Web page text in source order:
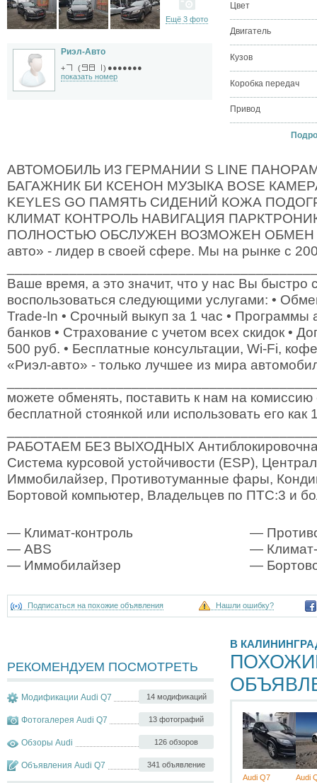
Ещё 3 фото
Риэл-Авто
+ ( ) ●●●●●●●
показать номер
Цвет
Двигатель
Кузов
Коробка передач
Привод
АВТОМОБИЛЬ ИЗ ГЕРМАНИИ S LINE
БАГАЖНИК БИ КСЕНОН МУЗЫКА BOSE
KEYLES GO ПАМЯТЬ СИДЕНИЙ КОЖА
КЛИМАТ КОНТРОЛЬ НАВИГАЦИЯ ПАРКТРОНИК
ПОЛНОСТЬЮ ОБСЛУЖЕН ВОЗМОЖЕН ОБМЕН
авто» - лидер в своей сфере. Мы на рынке с
Ваше время, а это значит, что у нас Вы быстро
воспользоваться следующими услугами: •
Trade-In • Срочный выкуп за 1 час • Программы
банков • Страхование с учетом всех скидок •
500 руб. • Бесплатные консультации, Wi-Fi,
«Риэл-авто» - только лучшее из мира
можете обменять, поставить к нам на
бесплатной стоянкой или использовать его как
РАБОТАЕМ БЕЗ ВЫХОДНЫХ
Система курсовой устойчивости (ESP),
Иммобилайзер, Противотуманные фары,
Бортовой компьютер, Владельцев по ПТС:3 и
— Климат-контроль
— ABS
— Иммобилайзер
—
— Климат-
—
Подписаться на похожие объявления Нашли ошибку?
РЕКОМЕНДУЕМ ПОСМОТРЕТЬ
14 модификаций
Модификации Audi Q7
13 фотографий
Фотогалерея Audi Q7
126 обзоров
Обзоры Audi
341 объявление
Объявления Audi Q7
В
Audi Q7
Audi